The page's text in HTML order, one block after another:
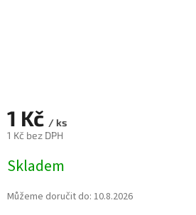
1 Kč / ks
1 Kč bez DPH
cena:
Skladem
Můžeme doručit do: 10.8.2026